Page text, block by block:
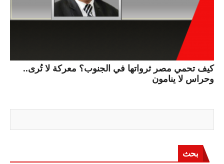
كيف تحمي مصر ثرواتها في الجنوب؟ معركة لا تُرى..
وحراس لا ينامون
بحث